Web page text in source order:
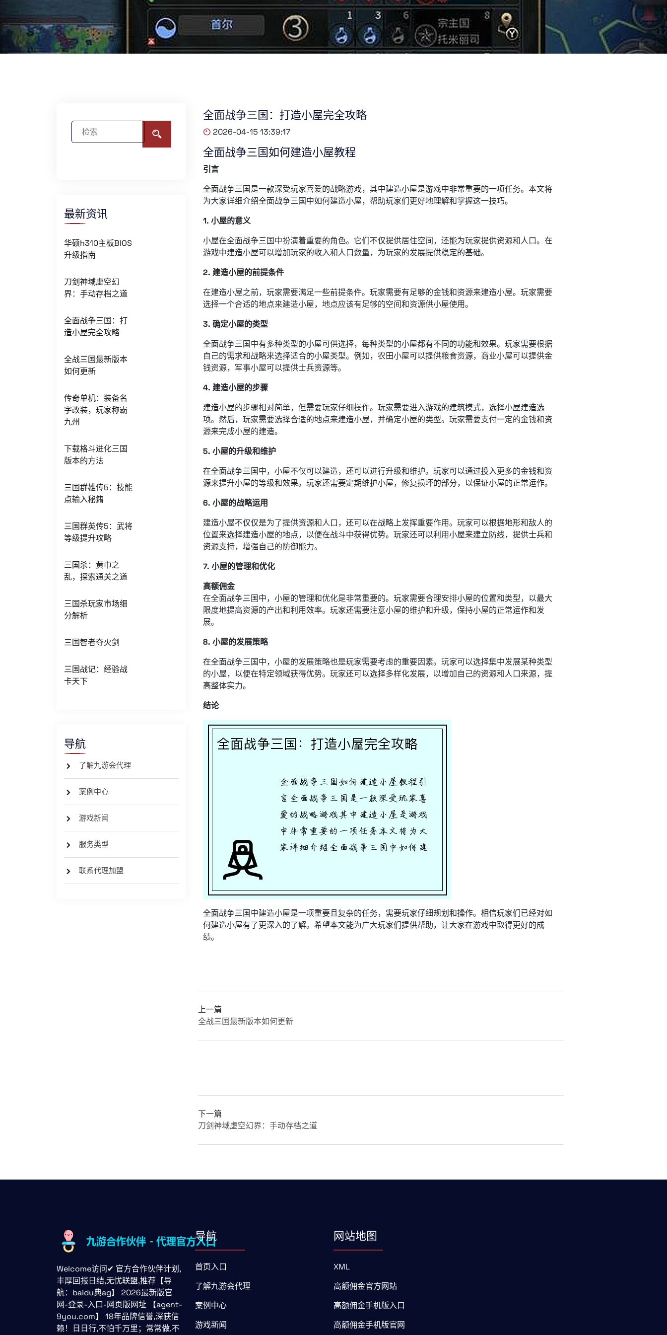
最新资讯
华硕h310主板BIOS
升级指南
刀剑神域虚空幻
界：手动存档之道
全面战争三国：打
造小屋完全攻略
全战三国最新版本
如何更新
传奇单机：装备名
字改装，玩家称霸
九州
下载格斗进化三国
版本的方法
三国群雄传5：技能
点输入秘籍
三国群英传5：武将
等级提升攻略
三国杀：黄巾之
乱，探索通关之道
三国杀玩家市场细
分解析
三国智者夺火剑
三国战记：经验战
卡天下
导航
了解九游会代理
案例中心
游戏新闻
服务类型
联系代理加盟
全面战争三国：打造小屋完全攻略
2026-04-15 13:39:17
全面战争三国如何建造小屋教程
引言
全面战争三国是一款深受玩家喜爱的战略游戏，其中建造小屋是游戏中非常重要的一项任务。本文将
为大家详细介绍全面战争三国中如何建造小屋，帮助玩家们更好地理解和掌握这一技巧。
1. 小屋的意义
小屋在全面战争三国中扮演着重要的角色。它们不仅提供居住空间，还能为玩家提供资源和人口。在
游戏中建造小屋可以增加玩家的收入和人口数量，为玩家的发展提供稳定的基础。
2. 建造小屋的前提条件
在建造小屋之前，玩家需要满足一些前提条件。玩家需要有足够的金钱和资源来建造小屋。玩家需要
选择一个合适的地点来建造小屋，地点应该有足够的空间和资源供小屋使用。
3. 确定小屋的类型
全面战争三国中有多种类型的小屋可供选择，每种类型的小屋都有不同的功能和效果。玩家需要根据
自己的需求和战略来选择适合的小屋类型。例如，农田小屋可以提供粮食资源，商业小屋可以提供金
钱资源，军事小屋可以提供士兵资源等。
4. 建造小屋的步骤
建造小屋的步骤相对简单，但需要玩家仔细操作。玩家需要进入游戏的建筑模式，选择小屋建造选
项。然后，玩家需要选择合适的地点来建造小屋，并确定小屋的类型。玩家需要支付一定的金钱和资
源来完成小屋的建造。
5. 小屋的升级和维护
在全面战争三国中，小屋不仅可以建造，还可以进行升级和维护。玩家可以通过投入更多的金钱和资
源来提升小屋的等级和效果。玩家还需要定期维护小屋，修复损坏的部分，以保证小屋的正常运作。
6. 小屋的战略运用
建造小屋不仅仅是为了提供资源和人口，还可以在战略上发挥重要作用。玩家可以根据地形和敌人的
位置来选择建造小屋的地点，以便在战斗中获得优势。玩家还可以利用小屋来建立防线，提供士兵和
资源支持，增强自己的防御能力。
7. 小屋的管理和优化
高额佣金
在全面战争三国中，小屋的管理和优化是非常重要的。玩家需要合理安排小屋的位置和类型，以最大
限度地提高资源的产出和利用效率。玩家还需要注意小屋的维护和升级，保持小屋的正常运作和发
展。
8. 小屋的发展策略
在全面战争三国中，小屋的发展策略也是玩家需要考虑的重要因素。玩家可以选择集中发展某种类型
的小屋，以便在特定领域获得优势。玩家还可以选择多样化发展，以增加自己的资源和人口来源，提
高整体实力。
结论
全面战争三国中建造小屋是一项重要且复杂的任务，需要玩家仔细规划和操作。相信玩家们已经对如
何建造小屋有了更深入的了解。希望本文能为广大玩家们提供帮助，让大家在游戏中取得更好的成
绩。
上一篇
全战三国最新版本如何更新
下一篇
刀剑神域虚空幻界：手动存档之道
Welcome访问✔ 官方合作伙伴计划,
丰厚回报日结,无忧联盟,推荐【导
航：baidu典ag】 2026最新版官
网-登录-入口-网页版网址 【agent-
9you.com】 18年品牌信誉,深获信
赖！日日行,不怕千万里；常常做,不
导航
首页入口
了解九游会代理
案例中心
游戏新闻
网站地图
XML
高额佣金官方网站
高额佣金手机版入口
高额佣金手机版官网